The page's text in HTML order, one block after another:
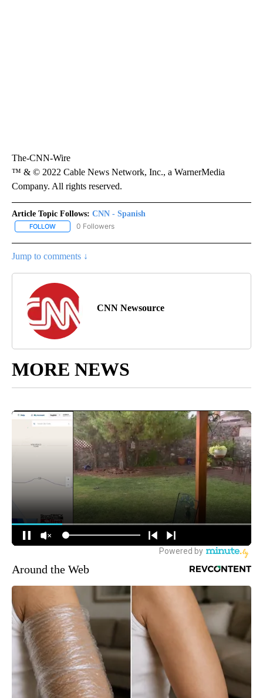
The-CNN-Wire
™ & © 2022 Cable News Network, Inc., a WarnerMedia
Company. All rights reserved.
Article Topic Follows: CNN - Spanish
FOLLOW FOLLOW "CNN - SPANISH" TO RECEIVE NOTIFICATIONS ABOUT
0 Followers
Jump to comments ↓
CNN Newsource
MORE NEWS
Around the Web